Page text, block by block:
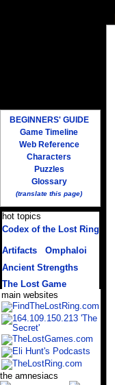
BEGINNERS' GUIDE
Game Timeline
Web Reference
Characters
Puzzles
Glossary
(translate this page)
hot topics
Codex of the Lost Ring
Artifacts/ Omphaloi
Ancient Strengths
The Lost Game
main websites
the amnesiacs